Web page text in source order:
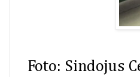
Foto: Sindojus